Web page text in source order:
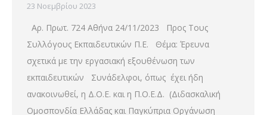
23 Νοεμβρίου 2023
Αρ. Πρωτ. 724 Αθήνα 24/11/2023 Προς Τους
Συλλόγους Εκπαιδευτικών Π.Ε. Θέμα: Έρευνα
σχετικά με την εργασιακή εξουθένωση των
εκπαιδευτικών Συνάδελφοι, όπως έχει ήδη
ανακοινωθεί, η Δ.Ο.Ε. και η Π.Ο.Ε.Δ. (Διδασκαλική
Ομοσπονδία Ελλάδας και Παγκύπρια Οργάνωση